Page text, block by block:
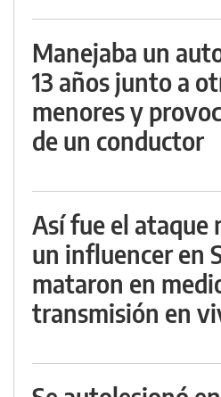
Manejaba un
13 años junto a
menores y
de un conductor
Así fue el ataque
un influencer en
mataron en
transmisión en